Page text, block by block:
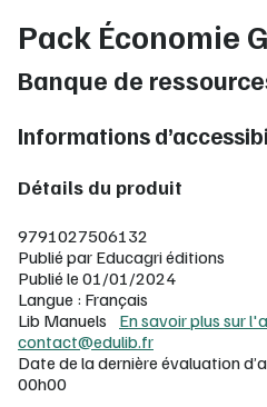
Pack Économie
Banque de
Informations
Détails du produit
9791027506132
Publié par Educagri éditions
Publié le 01/01/2024
Langue : Français
Lib Manuels
En savoir plus sur
contact@edulib.fr
Date de la dernière évaluation
00h00